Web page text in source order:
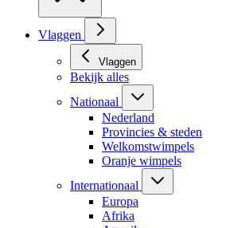
Vlaggen
Vlaggen
Bekijk alles
Nationaal
Nederland
Provincies & steden
Welkomstwimpels
Oranje wimpels
Internationaal
Europa
Afrika